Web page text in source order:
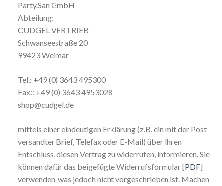
Party.San GmbH
Abteilung:
CUDGEL VERTRIEB
Schwanseestraße 20
99423 Weimar
Tel.: +49 (0) 3643 495300
Fax:: +49 (0) 3643 4953028
shop@cudgel.de
mittels einer eindeutigen Erklärung (z.B. ein mit der Post
versandter Brief, Telefax oder E-Mail) über Ihren
Entschluss, diesen Vertrag zu widerrufen, informieren. Sie
können dafür das beigefügte Widerrufsformular [PDF]
verwenden, was jedoch nicht vorgeschrieben ist. Machen